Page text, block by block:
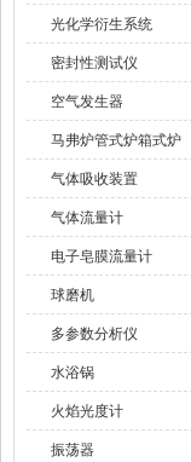
光化学衍生系统
密封性测试仪
空气发生器
马弗炉管式炉箱式炉
气体吸收装置
气体流量计
电子皂膜流量计
球磨机
多参数分析仪
水浴锅
火焰光度计
振荡器